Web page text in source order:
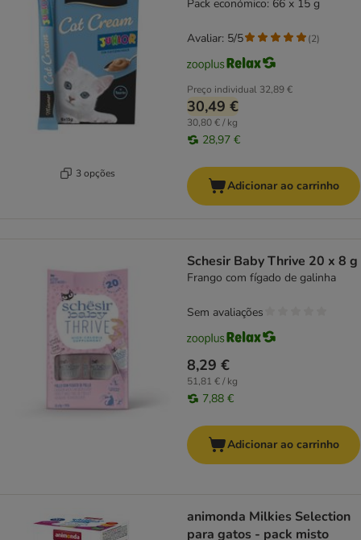
3 opções
Pack económico: 66 x 15 g
Preço individual 32,89 €
30,49 €
30,80 € / kg
28,97 €
Avaliar: 5/5 (2)
Adicionar ao carrinho
Schesir Baby Thrive 20 x 8 g
Frango com fígado de galinha
8,29 €
51,81 € / kg
7,88 €
Sem avaliações
Adicionar ao carrinho
animonda Milkies Selection
para gatos - pack misto